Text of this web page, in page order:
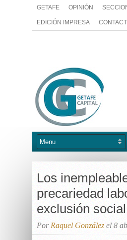
GETAFE OPINIÓN
EDICIÓN IMPRESA
Los
precariedad
exclusión social
Por Raquel González el 8